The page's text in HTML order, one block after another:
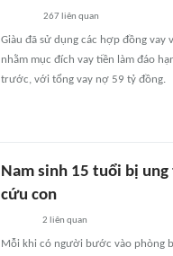
267liên quan
Giàu đã sử dụng các hợp đồng
nhằm mục đích vay tiền làm đáo
trước, với tổng vay nợ 59 tỷ đồng.
Nam sinh 15 tuổi bị
cứu con
2 liên quan
Mỗi khi có người bước vào phòng